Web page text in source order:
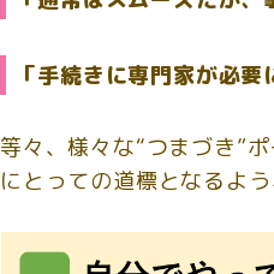
「手続きに専門家が必要
等々、様々な“つまづき”
にとっての道標となるよ